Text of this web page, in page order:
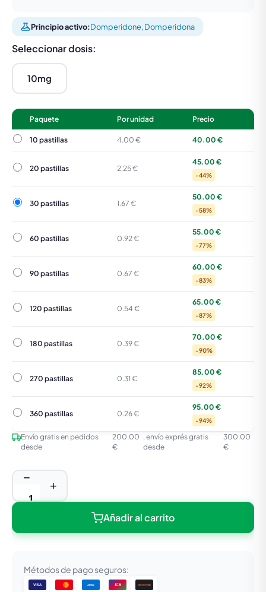
Principio activo:Domperidone, Domperidona
Seleccionar dosis:
10mg
Paquete Por unidad Precio
10 pastillas
10 pastillas 4.00 € 40.00 €
20 pastillas
20 pastillas 2.25 €
45.00 €
-44%
30 pastillas
30 pastillas 1.67 €
50.00 €
-58%
60 pastillas
60 pastillas 0.92 €
55.00 €
-77%
90 pastillas
90 pastillas 0.67 €
60.00 €
-83%
120 pastillas
120 pastillas 0.54 €
65.00 €
-87%
180 pastillas
180 pastillas 0.39 €
70.00 €
-90%
270 pastillas
270 pastillas 0.31 €
85.00 €
-92%
360 pastillas
360 pastillas 0.26 €
95.00 €
-94%
Envío gratis en pedidos
desde
200.00
€
, envío exprés gratis
desde
300.00
€
−
+
Añadir al carrito
Métodos de pago seguros:
VISA AMEX JCB DISCOVER